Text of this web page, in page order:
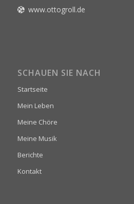
www.ottogroll.de
SCHAUEN SIE NACH
Startseite
Mein Leben
Meine Chöre
Meine Musik
Berichte
Kontakt